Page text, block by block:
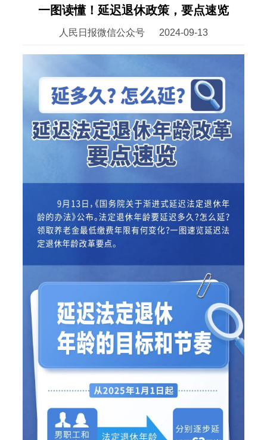
一图读懂！延迟退休政策，要点速览
人民日报微信公众号 2024-09-13